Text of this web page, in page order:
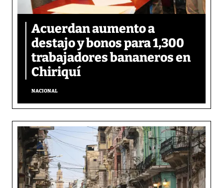
Acuerdan aumento a
destajo y bonos para 1,300
trabajadores bananeros en
Chiriquí
NACIONAL